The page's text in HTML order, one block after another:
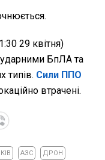
29 квітня)
ударними БпЛА та
типів. Сили ППО
втрачені.
АЗС ДРОН